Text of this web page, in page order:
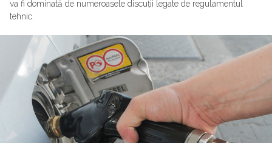
va fi dominată de numeroasele discuții legate de regulamentul
tehnic.